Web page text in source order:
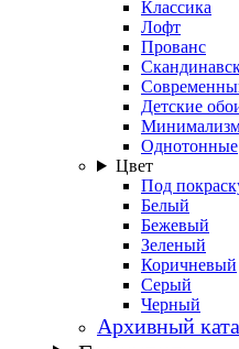
Классика
Лофт
Прованс
Детские
Однотонные
Цвет
Под
Белый
Бежевый
Зеленый
Коричневый
Серый
Черный
Архивный